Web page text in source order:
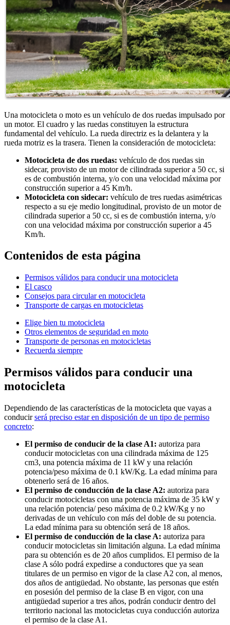
Una motocicleta o moto es un vehículo de dos ruedas impulsado por
un motor. El cuadro y las ruedas constituyen la estructura
fundamental del vehículo. La rueda directriz es la delantera y la
rueda motriz es la trasera. Tienen la consideración de motocicleta:
Motocicleta de dos ruedas: vehículo de dos ruedas sin
sidecar, provisto de un motor de cilindrada superior a 50 cc, si
es de combustión interna, y/o con una velocidad máxima por
construcción superior a 45 Km/h.
Motocicleta con sidecar: vehículo de tres ruedas asimétricas
respecto a su eje medio longitudinal, provisto de un motor de
cilindrada superior a 50 cc, si es de combustión interna, y/o
con una velocidad máxima por construcción superior a 45
Km/h.
Contenidos de esta página
Permisos válidos para conducir una motocicleta
El casco
Consejos para circular en motocicleta
Transporte de cargas en motocicletas
Elige bien tu motocicleta
Otros elementos de seguridad en moto
Transporte de personas en motocicletas
Recuerda siempre
Permisos válidos para conducir una
motocicleta
Dependiendo de las características de la motocicleta que vayas a
conducirserá preciso estar en disposición de un tipo de permiso
concreto:
El permiso de conducir de la clase A1: autoriza para
conducir motocicletas con una cilindrada máxima de 125
cm3, una potencia máxima de 11 kW y una relación
potencia/peso máxima de 0.1 kW/Kg. La edad mínima para
obtenerlo será de 16 años.
El permiso de conducción de la clase A2: autoriza para
conducir motocicletas con una potencia máxima de 35 kW y
una relación potencia/ peso máxima de 0.2 kW/Kg y no
derivadas de un vehículo con más del doble de su potencia.
La edad mínima para su obtención será de 18 años.
El permiso de conducción de la clase A: autoriza para
conducir motocicletas sin limitación alguna. La edad mínima
para su obtención es de 20 años cumplidos. El permiso de la
clase A sólo podrá expedirse a conductores que ya sean
titulares de un permiso en vigor de la clase A2 con, al menos,
dos años de antigüedad. No obstante, las personas que estén
en posesión del permiso de la clase B en vigor, con una
antigüedad superior a tres años, podrán conducir dentro del
territorio nacional las motocicletas cuya conducción autoriza
el permiso de la clase A1.